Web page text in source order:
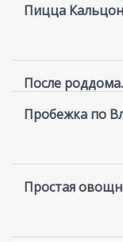
Пицца
После
Пробежка по
Простая